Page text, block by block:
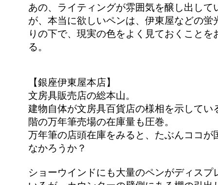
あの、ライティングが雰囲気を醸し出して
が、本当に欲しいペンは、伊東屋などの蛍
りの下で、現実の色をよく見ておくことを
る。
【銀座伊東屋本店】
文房具販売店の総本山。
建物自体が文房具百貨店の様相を示してい
階の万年筆売場の在庫量も圧巻。
万年筆の店頭在庫をみると、たぶんココが
なかろうか？
ショーウインドにも大量のペンがディスプ